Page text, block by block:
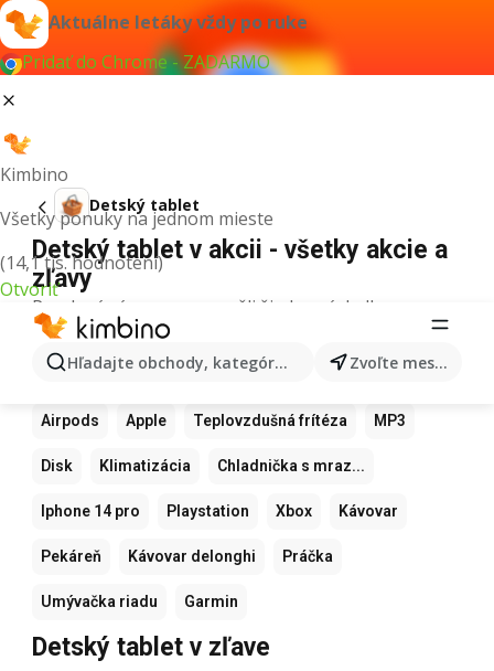
Aktuálne letáky vždy po ruke
Pridať do Chrome - ZADARMO
Kimbino
Všetky ponuky na jednom mieste
(14,1 tis. hodnotení)
Otvoriť
Hľadajte obchody, kategórie, produkty... Zvoľte mesto
Detský tablet
Detský tablet v akcii - všetky akcie a
zľavy
Pre daný výraz sme nenašli žiadne výsledky.
Ďalšie obľúbené produkty
Samsung Xiaomi Apple Watch
Airpods Apple Teplovzdušná frítéza MP3
Disk Klimatizácia Chladnička s mraz...
Iphone 14 pro Playstation Xbox Kávovar
Pekáreň Kávovar delonghi Práčka
Umývačka riadu Garmin
Detský tablet v zľave